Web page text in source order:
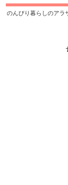
のんびり暮らしのアラ